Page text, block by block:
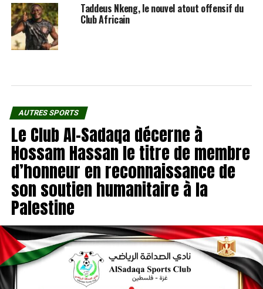
Taddeus Nkeng, le nouvel atout offensif du
Club Africain
AUTRES SPORTS
Le Club Al-Sadaqa décerne à
Hossam Hassan le titre de membre
d’honneur en reconnaissance de
son soutien humanitaire à la
Palestine